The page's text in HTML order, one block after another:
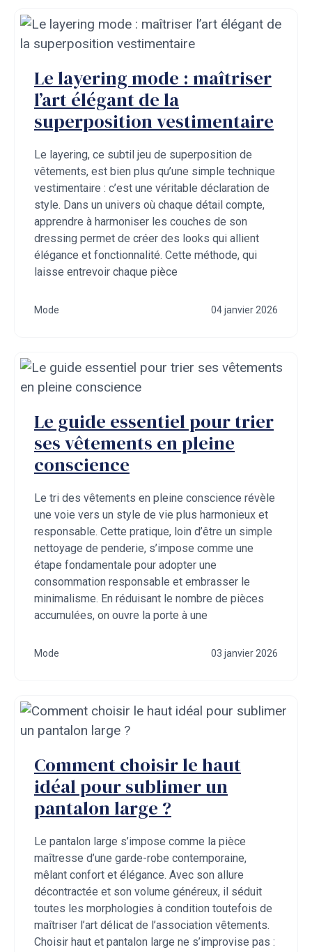
Le layering mode : maîtriser
l’art élégant de la
superposition vestimentaire
Le layering, ce subtil jeu de superposition de
vêtements, est bien plus qu’une simple technique
vestimentaire : c’est une véritable déclaration de
style. Dans un univers où chaque détail compte,
apprendre à harmoniser les couches de son
dressing permet de créer des looks qui allient
élégance et fonctionnalité. Cette méthode, qui
laisse entrevoir chaque pièce
Mode 04 janvier 2026
Le guide essentiel pour trier
ses vêtements en pleine
conscience
Le tri des vêtements en pleine conscience révèle
une voie vers un style de vie plus harmonieux et
responsable. Cette pratique, loin d’être un simple
nettoyage de penderie, s’impose comme une
étape fondamentale pour adopter une
consommation responsable et embrasser le
minimalisme. En réduisant le nombre de pièces
accumulées, on ouvre la porte à une
Mode 03 janvier 2026
Comment choisir le haut
idéal pour sublimer un
pantalon large ?
Le pantalon large s’impose comme la pièce
maîtresse d’une garde-robe contemporaine,
mêlant confort et élégance. Avec son allure
décontractée et son volume généreux, il séduit
toutes les morphologies à condition toutefois de
maîtriser l’art délicat de l’association vêtements.
Choisir haut et pantalon large ne s’improvise pas :